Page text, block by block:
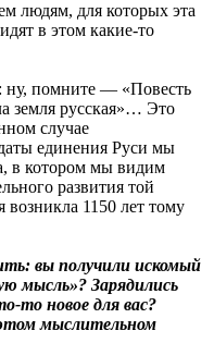
людям, для которых эта
в этом какие-то
ну, помните — «Повесть
земля русская»… Это
случае
единения Руси мы
в котором мы видим
развития той
1150 лет тому
вы получили искомый
мысль»? Зарядились
то новое для вас?
мыслительном